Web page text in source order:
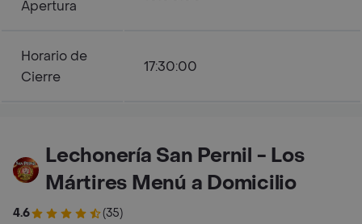
Apertura
Horario de
Cierre
17:30:00
Lechonería San Pernil - Los
Mártires Menú a Domicilio
4.6
(35)